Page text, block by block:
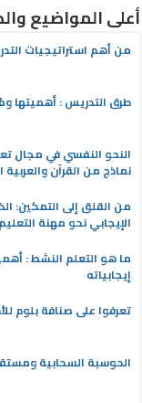
أعلى المواضيع
من أهم استراتيجيات
طرق التدريس : أهميتها
النحو النفسي في مجال
نماذج من القرآن والعربية
من القلق إلى التمكين:
الإيجابي نحو مهنة التعليم
ما هو التعلم النشط :
إيجابياته
تعرفوا على صنافة بلوم
الحوسبة السحابية